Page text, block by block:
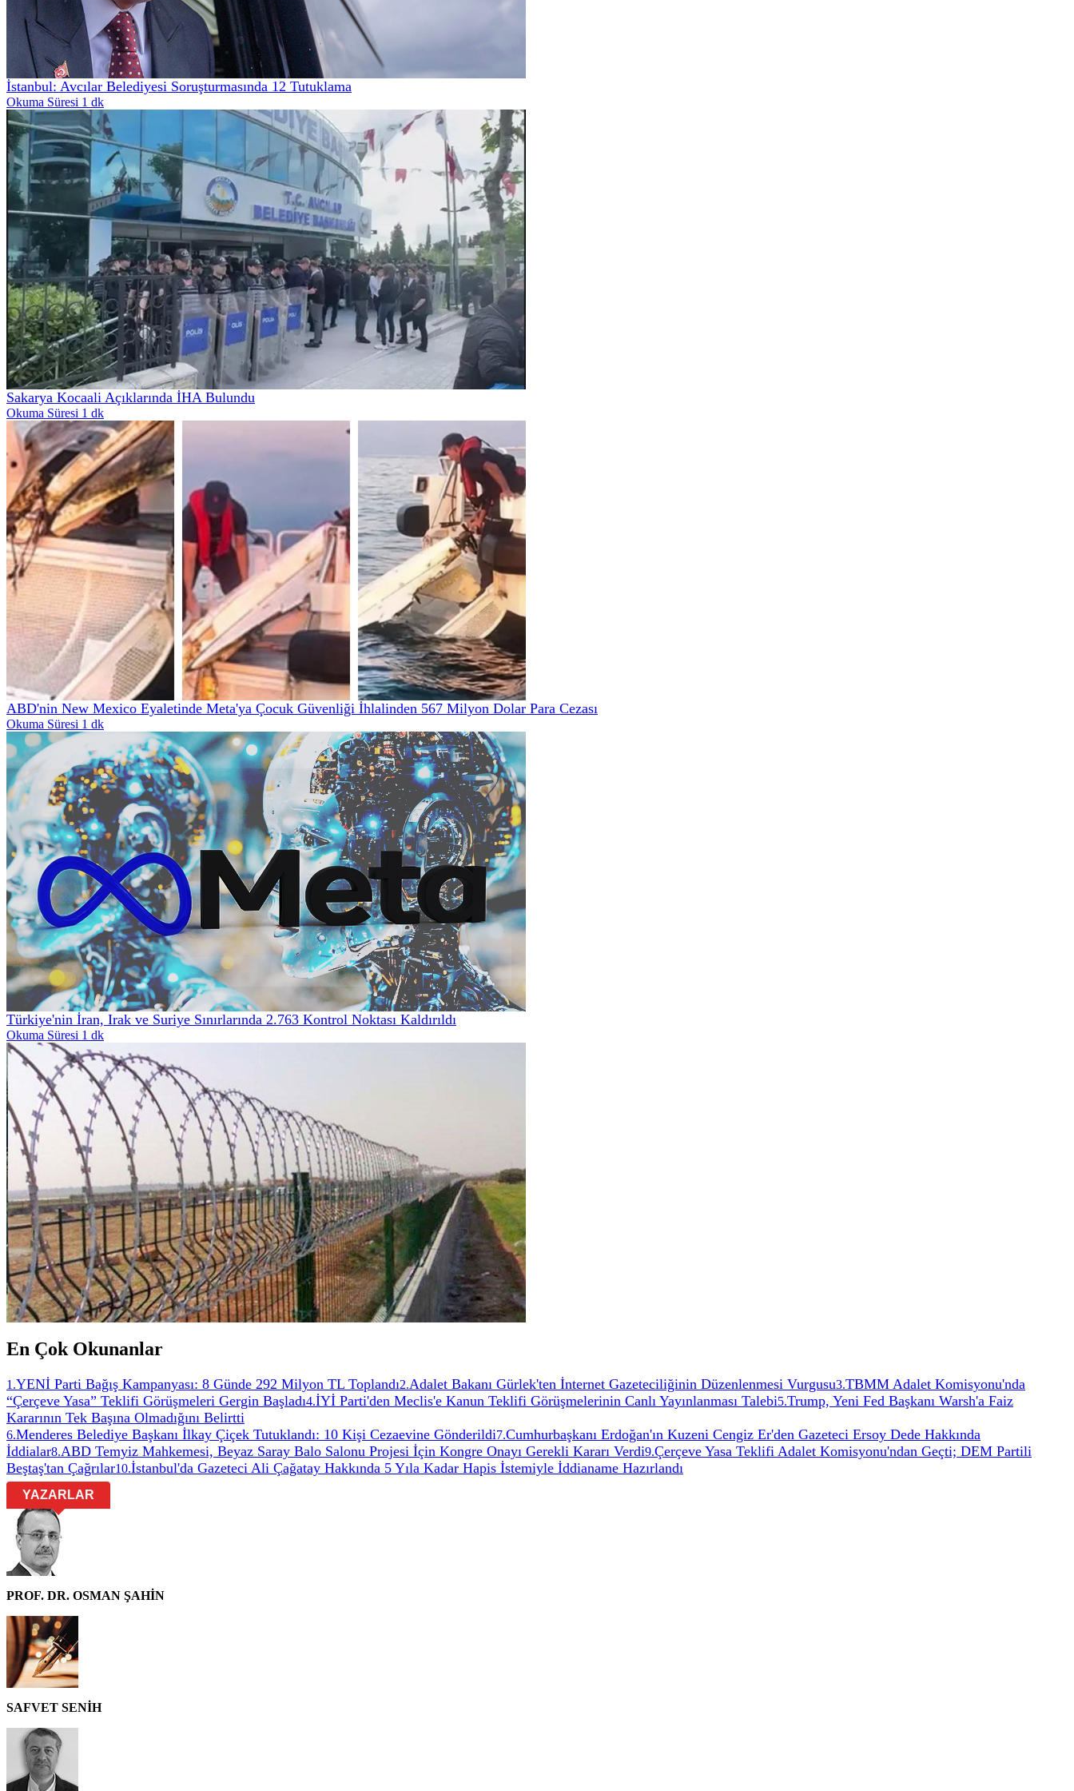
İstanbul: Avcılar Belediyesi Soruşturmasında 12 Tutuklama
Okuma Süresi 1 dk
Sakarya Kocaali Açıklarında İHA Bulundu
Okuma Süresi 1 dk
ABD'nin New Mexico Eyaletinde Meta'ya Çocuk Güvenliği İhlalinden 567 Milyon Dolar Para Cezası
Okuma Süresi 1 dk
Türkiye'nin İran, Irak ve Suriye Sınırlarında 2.763 Kontrol Noktası Kaldırıldı
Okuma Süresi 1 dk
En Çok Okunanlar
1 .YENİ Parti Bağış Kampanyası: 8 Günde 292 Milyon TL Toplandı2.Adalet Bakanı Gürlek'ten İnternet Gazeteciliğinin Düzenlenmesi Vurgusu3.TBMM Adalet Komisyonu'nda
“Çerçeve Yasa” Teklifi Görüşmeleri Gergin Başladı4.İYİ Parti'den Meclis'e Kanun Teklifi Görüşmelerinin Canlı Yayınlanması Talebi5.Trump, Yeni Fed Başkanı Warsh'a Faiz
Kararının Tek Başına Olmadığını Belirtti
6.Menderes Belediye Başkanı İlkay Çiçek Tutuklandı: 10 Kişi Cezaevine Gönderildi7.Cumhurbaşkanı Erdoğan'ın Kuzeni Cengiz Er'den Gazeteci Ersoy Dede Hakkında
İddialar8.ABD Temyiz Mahkemesi, Beyaz Saray Balo Salonu Projesi İçin Kongre Onayı Gerekli Kararı Verdi9.Çerçeve Yasa Teklifi Adalet Komisyonu'ndan Geçti; DEM Partili
Beştaş'tan Çağrılar10.İstanbul'da Gazeteci Ali Çağatay Hakkında 5 Yıla Kadar Hapis İstemiyle İddianame Hazırlandı
YAZARLAR
PROF. DR. OSMAN ŞAHİN
SAFVET SENİH